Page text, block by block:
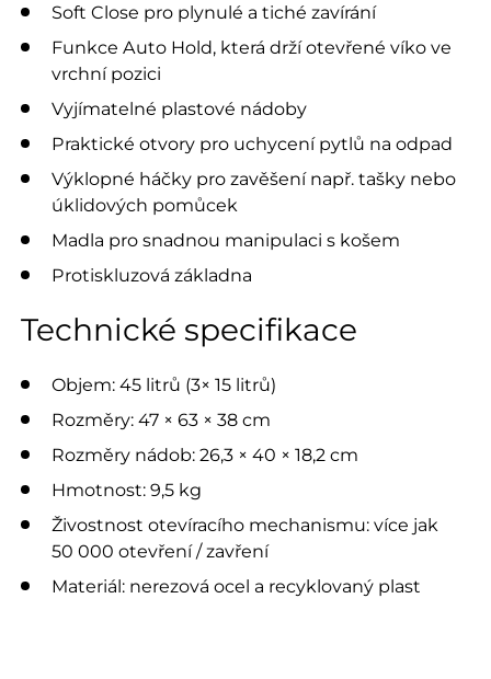
Soft Close pro plynulé a tiché zavírání
Funkce Auto Hold, která drží otevřené víko ve
vrchní pozici
Vyjímatelné plastové nádoby
Praktické otvory pro uchycení pytlů na odpad
Výklopné háčky pro zavěšení např. tašky nebo
úklidových pomůcek
Madla pro snadnou manipulaci s košem
Protiskluzová základna
Technické specifikace
Objem: 45 litrů (3× 15 litrů)
Rozměry: 47 × 63 × 38 cm
Rozměry nádob: 26,3 × 40 × 18,2 cm
Hmotnost: 9,5 kg
Živostnost otevíracího mechanismu: více jak
50 000 otevření / zavření
Materiál: nerezová ocel a recyklovaný plast